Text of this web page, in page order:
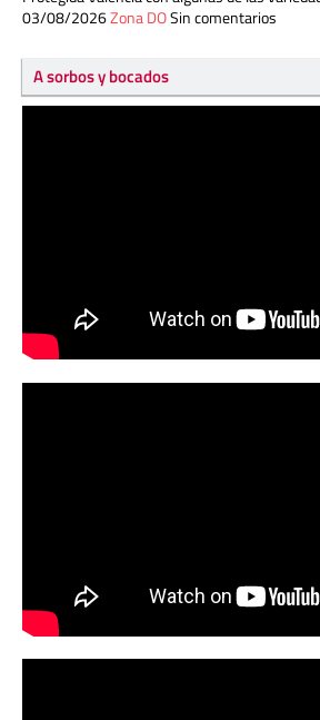
03/08/2026Zona DOSin comentarios
A sorbos y bocados